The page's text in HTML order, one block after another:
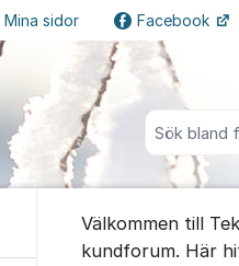
Sök bland
Mina sidor Facebook
Välkommen till
kundforum. Här